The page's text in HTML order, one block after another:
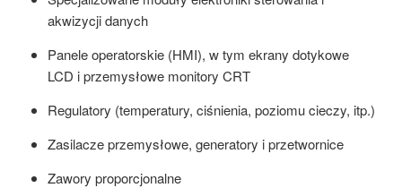
akwizycji danych
Panele operatorskie (HMI), w tym ekrany dotykowe
LCD i przemysłowe monitory CRT
Regulatory (temperatury, ciśnienia, poziomu cieczy, itp.)
Zasilacze przemysłowe, generatory i przetwornice
Zawory proporcjonalne